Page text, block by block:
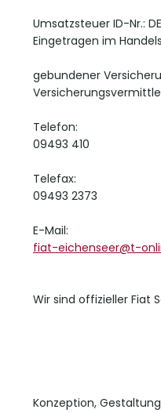
Umsatzsteuer ID-Nr.:
Eingetragen im
gebundener
Telefon:
09493 410
Telefax:
09493 2373
E-Mail:
fiat-eichenseer@t-
Wir sind offizieller Fiat
Konzeption,